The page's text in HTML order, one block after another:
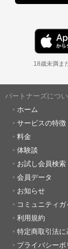
18歳未満ま
パートナーズにつ
ホーム
サービスの特徴
料金
体験談
お試し会員検索
会員データ
お知らせ
コミュニティガ
利用規約
特定商取引法に
プライバシーポ